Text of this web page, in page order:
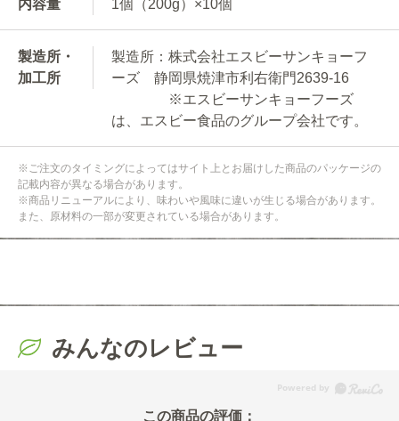
内容量 1個（200g）×10個
製造所・
加工所
製造所：株式会社エスビーサンキョーフ
ーズ 静岡県焼津市利右衛門2639-16
※エスビーサンキョーフーズ
は、エスビー食品のグループ会社です。
※ご注文のタイミングによってはサイト上とお届けした商品のパッケージの
記載内容が異なる場合があります。
※商品リニューアルにより、味わいや風味に違いが生じる場合があります。
また、原材料の一部が変更されている場合があります。
みんなのレビュー